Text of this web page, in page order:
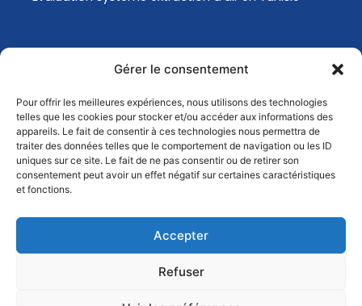
Gérer le consentement
Pour offrir les meilleures expériences, nous utilisons des technologies
telles que les cookies pour stocker et/ou accéder aux informations des
appareils. Le fait de consentir à ces technologies nous permettra de
traiter des données telles que le comportement de navigation ou les ID
uniques sur ce site. Le fait de ne pas consentir ou de retirer son
consentement peut avoir un effet négatif sur certaines caractéristiques
et fonctions.
Accepter
Refuser
Actualités
Analyse Environnementale en Tunisie
Comment choisir son masque de protection
respiratoire ?
Comment choisir son masque de protection
respiratoire ?